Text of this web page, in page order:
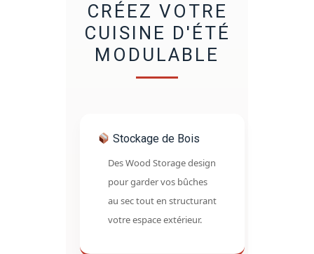
CRÉEZ VOTRE
CUISINE D'ÉTÉ
MODULABLE
Stockage de Bois
Des Wood Storage design
pour garder vos bûches
au sec tout en structurant
votre espace extérieur.